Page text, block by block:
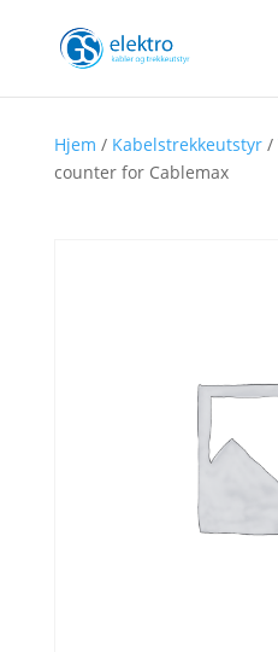
Hjem / Kabelstrekkeutstyr/
counter for Cablemax